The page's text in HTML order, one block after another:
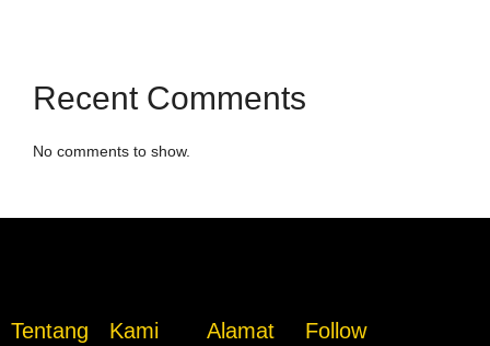
Recent Comments
No comments to show.
Tentang
Kami
Alamat
Follow